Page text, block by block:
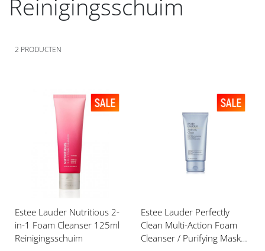
Reinigingsschuim
2 PRODUCTEN
verlanglijst
Estee Lauder Nutritious 2-
in-1 Foam Cleanser 125ml
Reinigingsschuim
verlanglijst
Estee Lauder Perfectly
Clean Multi-Action Foam
Cleanser / Purifying Mask